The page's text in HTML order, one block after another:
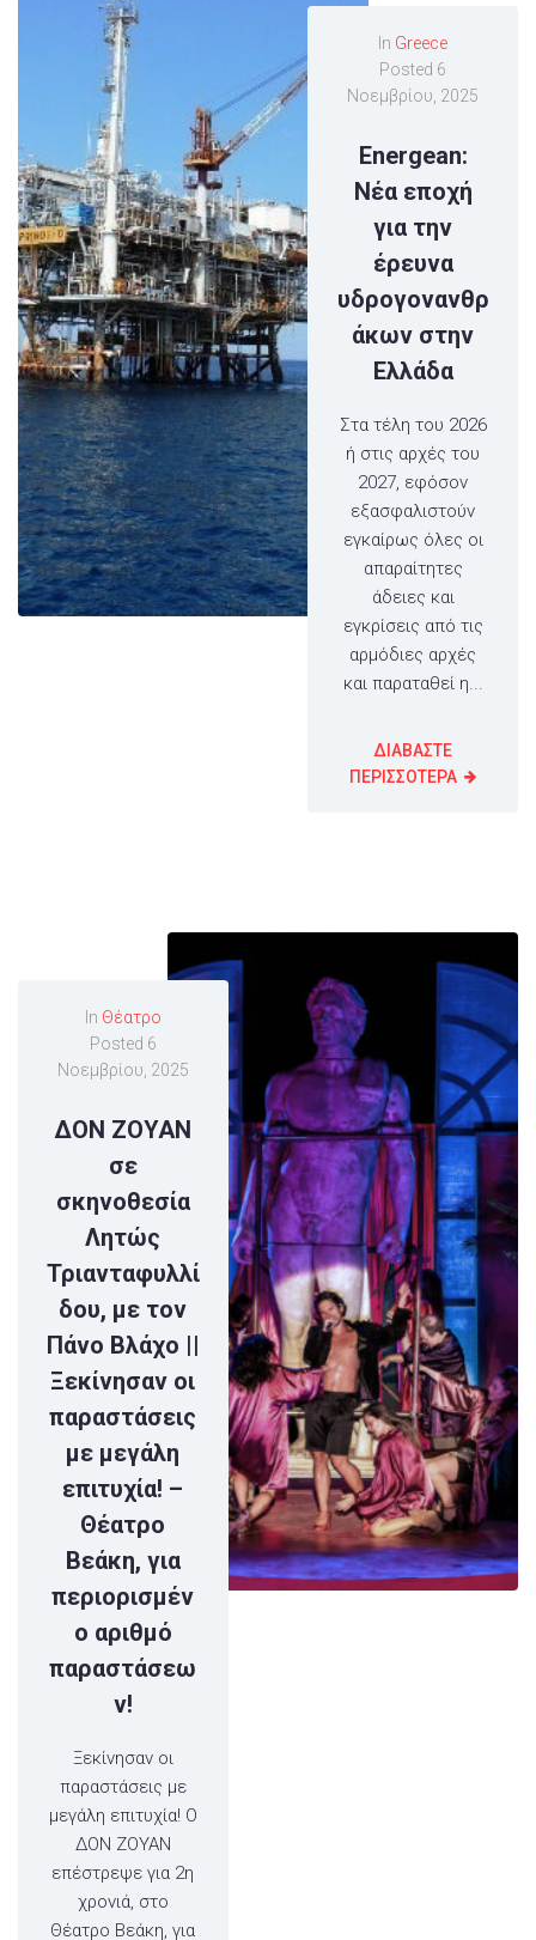
In Greece
Posted 6
Νοεμβρίου, 2025
Energean:
Νέα εποχή
για την
έρευνα
υδρογονανθρ
άκων στην
Ελλάδα
Στα τέλη του 2026
ή στις αρχές του
2027, εφόσον
εξασφαλιστούν
εγκαίρως όλες οι
απαραίτητες
άδειες και
εγκρίσεις από τις
αρμόδιες αρχές
και παραταθεί η...
ΔΙΑΒΑΣΤΕ
ΠΕΡΙΣΣΟΤΕΡΑ
In Θέατρο
Posted 6
Νοεμβρίου, 2025
ΔΟΝ ΖΟΥΑΝ
σε
σκηνοθεσία
Λητώς
Τριανταφυλλί
δου, με τον
Πάνο Βλάχο ||
​Ξεκίνησαν οι
παραστάσεις
με μεγάλη
επιτυχία! –
Θέατρο
Βεάκη, για
περιορισμέν
ο αριθμό
παραστάσεω
ν!
Ξεκίνησαν οι
παραστάσεις με
μεγάλη επιτυχία! Ο
ΔΟΝ ΖΟΥΑΝ
επέστρεψε για 2η
χρονιά, στο
Θέατρο Βεάκη, για